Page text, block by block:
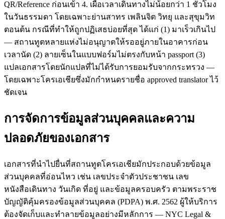
QR/Reference ก่อนเข้า 4. เผื่อเวลาเดินทางไม่น้อยกว่า 1 ชั่วโมง
ในวันธรรมดา โดยเฉพาะย่านสาทร เพลินจิต วิทยุ และสุขุมวิท
ตอนต้น กรณีที่ทำให้ถูกปฏิเสธบ่อยที่สุด ได้แก่ (1) มาเร็วเกินไป
— สถานทูตหลายแห่งไม่อนุญาตให้รออยู่ภายในอาคารก่อน
เวลานัด (2) ลายเซ็นในแบบฟอร์มไม่ตรงกับหน้า passport (3)
แปลเอกสารโดยนักแปลที่ไม่ได้รับการยอมรับจากกระทรวง —
โดยเฉพาะโครเอเชียซึ่งมักกำหนดรายชื่อ approved translator ไว้
ชัดเจน
การจัดการข้อมูลส่วนบุคคลและความ
ปลอดภัยของเอกสาร
เอกสารที่นำไปยื่นที่สถานทูตโครเอเชียมักประกอบด้วยข้อมูล
ส่วนบุคคลที่อ่อนไหว เช่น เลขประจำตัวประชาชน เลข
หนังสือเดินทาง วันเกิด ที่อยู่ และข้อมูลครอบครัว ตามพระราช
บัญญัติคุ้มครองข้อมูลส่วนบุคคล (PDPA) พ.ศ. 2562 ผู้ให้บริการ
ต้องจัดเก็บและทำลายข้อมูลอย่างมีหลักการ — NYC Legal &